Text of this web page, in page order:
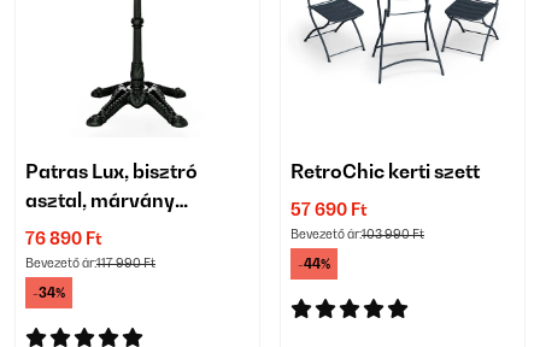
Patras Lux, bisztró
asztal, márvány
asztallap, 60 x 60 cm
76 890 Ft
Bevezető ár:117 990 Ft
-34%
RetroChic kerti szett
57 690 Ft
Bevezető ár:103 990 Ft
-44%